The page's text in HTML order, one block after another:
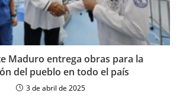
Maduro entrega obras para la
del pueblo en todo el país
3 de abril de 2025